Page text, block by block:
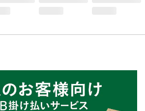
のトイレ用トレーを使用している方は、不
織 布面を上にしてトレーの中に敷いてくだ
さい。
●用途以外には使用しないでください。●本